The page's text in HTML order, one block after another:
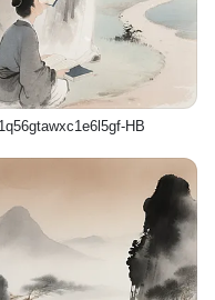
1q56gtawxc1e6l5gf-HB